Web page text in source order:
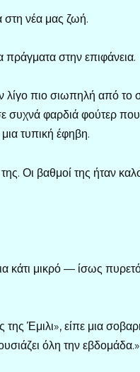
στη νέα μας ζωή.
πράγματα στην επιφάνεια.
λίγο πιο σιωπηλή από
συχνά φαρδιά φούτερ
τυπική έφηβη.
Οι βαθμοί της ήταν
κάτι μικρό — ίσως
Έμιλι», είπε μια
όλη την εβδομάδα.»